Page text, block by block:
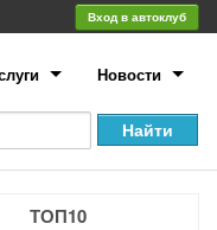
Вход в автоклуб
Новости
ТОП10